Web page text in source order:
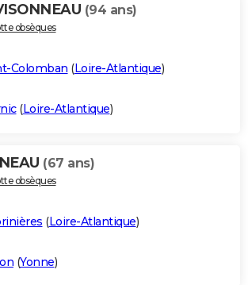
(94 ans)
obsèques
Colomban (Loire-Atlantique)
(Loire-Atlantique)
(67 ans)
obsèques
(Loire-Atlantique)
(Yonne)